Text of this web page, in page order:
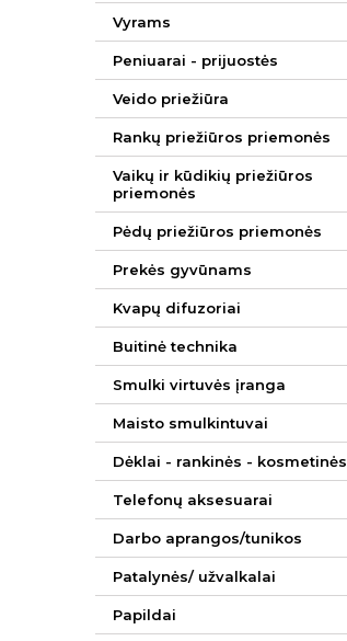
Vyrams
Peniuarai - prijuostės
Veido priežiūra
Rankų priežiūros priemonės
Vaikų ir kūdikių priežiūros
priemonės
Pėdų priežiūros priemonės
Prekės gyvūnams
Kvapų difuzoriai
Buitinė technika
Smulki virtuvės įranga
Maisto smulkintuvai
Dėklai - rankinės - kosmetinės
Telefonų aksesuarai
Darbo aprangos/tunikos
Patalynės/ užvalkalai
Papildai